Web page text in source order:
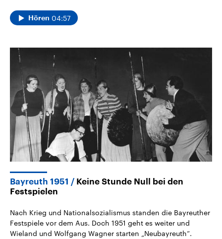
Hören 04:57
Bayreuth 1951
Keine Stunde Null bei den
Festspielen
Nach Krieg und Nationalsozialismus standen die Bayreuther
Festspiele vor dem Aus. Doch 1951 geht es weiter und
Wieland und Wolfgang Wagner starten „Neubayreuth“.